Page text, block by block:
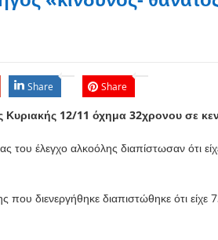
Share Share
Κυριακής 12/11 όχημα 32χρονου σε
του έλεγχο αλκοόλης διαπίστωσαν ότι
που διενεργήθηκε διαπιστώθηκε ότι είχε